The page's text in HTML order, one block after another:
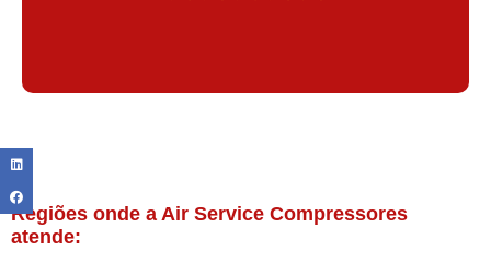
Regiões onde a Air Service Compressores
atende: